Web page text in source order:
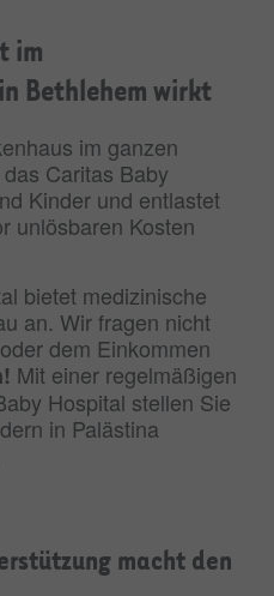
im
Bethlehem wirkt
im ganzen
Caritas Baby
Kinder und entlastet
unlösbaren Kosten
bietet medizinische
an. Wir fragen nicht
dem Einkommen
Mit einer regelmäßigen
Hospital stellen Sie
in Palästina
macht den